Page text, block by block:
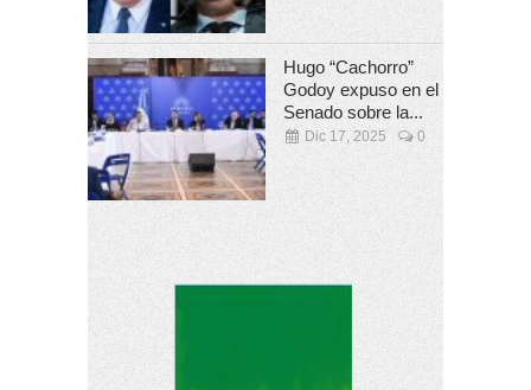
Hugo “Cachorro”
Godoy expuso en el
Senado sobre la...
Dic 17, 2025 0